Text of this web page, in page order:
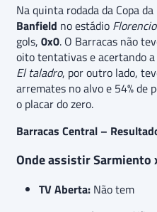
Na quinta rodada da Copa
Banfield no estádio
gols, 0x0. O Barracas não
oito tentativas e acertando
El taladro, por outro lado,
arremates no alvo e 54% de
o placar do zero.
Barracas Central –
Onde assistir Sarmiento
TV Aberta: Não tem